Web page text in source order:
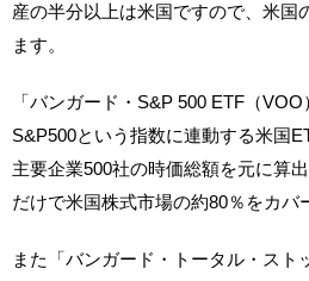
産の半分以上は米国ですので、米国
ます。
「バンガード・S&P 500 ETF（
S&P500という指数に連動する米国
主要企業500社の時価総額を元に算
だけで米国株式市場の約80％をカバ
また「バンガード・トータル・スト